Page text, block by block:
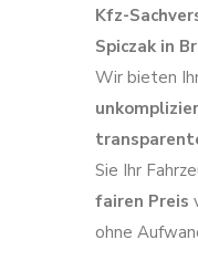
Kfz-
Spiczak in
Wir bieten
Sie Ihr
fairen Preis
ohne